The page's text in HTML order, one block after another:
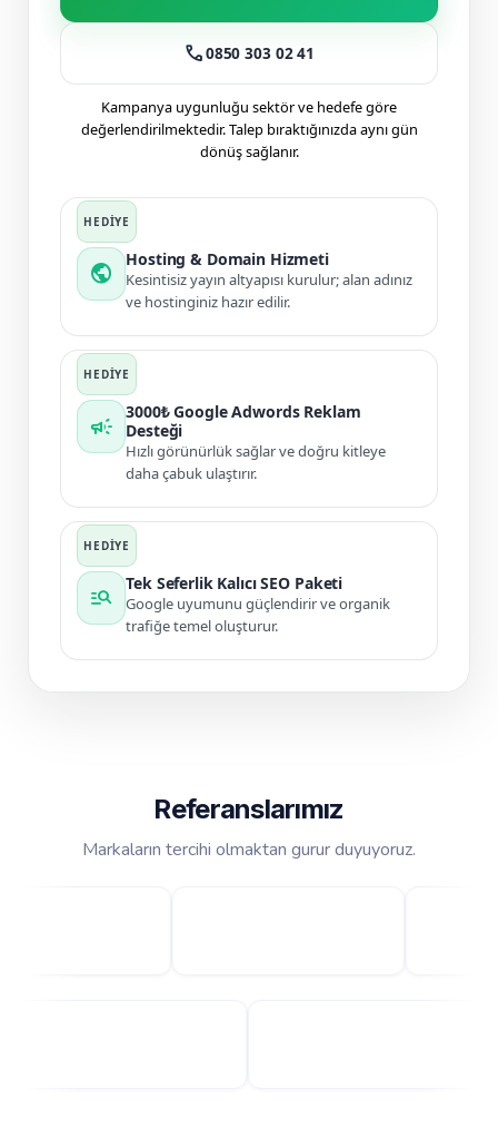
call0850 303 02 41
Kampanya uygunluğu sektör ve hedefe göre
değerlendirilmektedir. Talep bıraktığınızda aynı gün
dönüş sağlanır.
public
Hosting & Domain Hizmeti
Kesintisiz yayın altyapısı kurulur; alan adınız
ve hostinginiz hazır edilir.
campaign
3000₺ Google Adwords Reklam
Desteği
Hızlı görünürlük sağlar ve doğru kitleye
daha çabuk ulaştırır.
manage_search
Tek Seferlik Kalıcı SEO Paketi
Google uyumunu güçlendirir ve organik
trafiğe temel oluşturur.
Referanslarımız
Markaların tercihi olmaktan gurur duyuyoruz.